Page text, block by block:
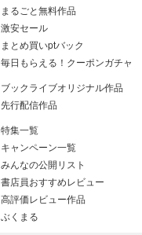
まるごと無料作品
激安セール
まとめ買いptバック
毎日もらえる！クーポンガチャ
ブックライブオリジナル作品
先行配信作品
特集一覧
キャンペーン一覧
みんなの公開リスト
書店員おすすめレビュー
高評価レビュー作品
ぶくまる